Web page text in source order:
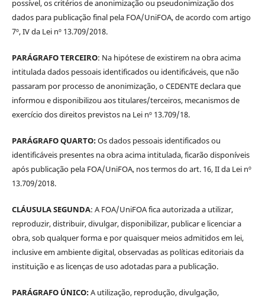
possível, os critérios de anonimização ou pseudonimização dos
dados para publicação final pela FOA/UniFOA, de acordo com artigo
7º, IV da Lei nº 13.709/2018.
PARÁGRAFO TERCEIRO: Na hipótese de existirem na obra acima
intitulada dados pessoais identificados ou identificáveis, que não
passaram por processo de anonimização, o CEDENTE declara que
informou e disponibilizou aos titulares/terceiros, mecanismos de
exercício dos direitos previstos na Lei nº 13.709/18.
PARÁGRAFO QUARTO:Os dados pessoais identificados ou
identificáveis presentes na obra acima intitulada, ficarão disponíveis
após publicação pela FOA/UniFOA, nos termos do art. 16, II da Lei nº
13.709/2018.
CLÁUSULA SEGUNDA: A FOA/UniFOA fica autorizada a utilizar,
reproduzir, distribuir, divulgar, disponibilizar, publicar e licenciar a
obra, sob qualquer forma e por quaisquer meios admitidos em lei,
inclusive em ambiente digital, observadas as políticas editoriais da
instituição e as licenças de uso adotadas para a publicação.
PARÁGRAFO ÚNICO:A utilização, reprodução, divulgação,